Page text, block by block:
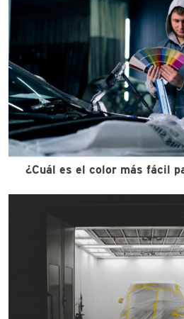
¿Cuál es el color más fácil